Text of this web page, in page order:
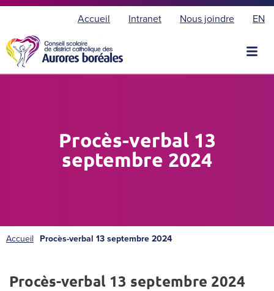
Accueil Intranet Nous joindre EN
i
Procès-verbal 13
septembre 2024
Accueil Procès-verbal 13 septembre 2024
Procès-verbal 13 septembre 2024